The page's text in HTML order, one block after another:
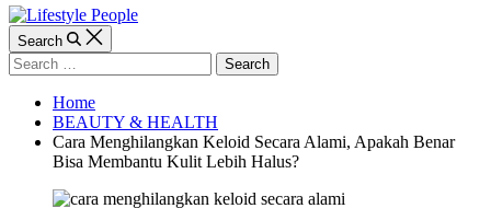
Search
Search
for:
Home
BEAUTY & HEALTH
Cara Menghilangkan Keloid Secara Alami, Apakah Benar
Bisa Membantu Kulit Lebih Halus?